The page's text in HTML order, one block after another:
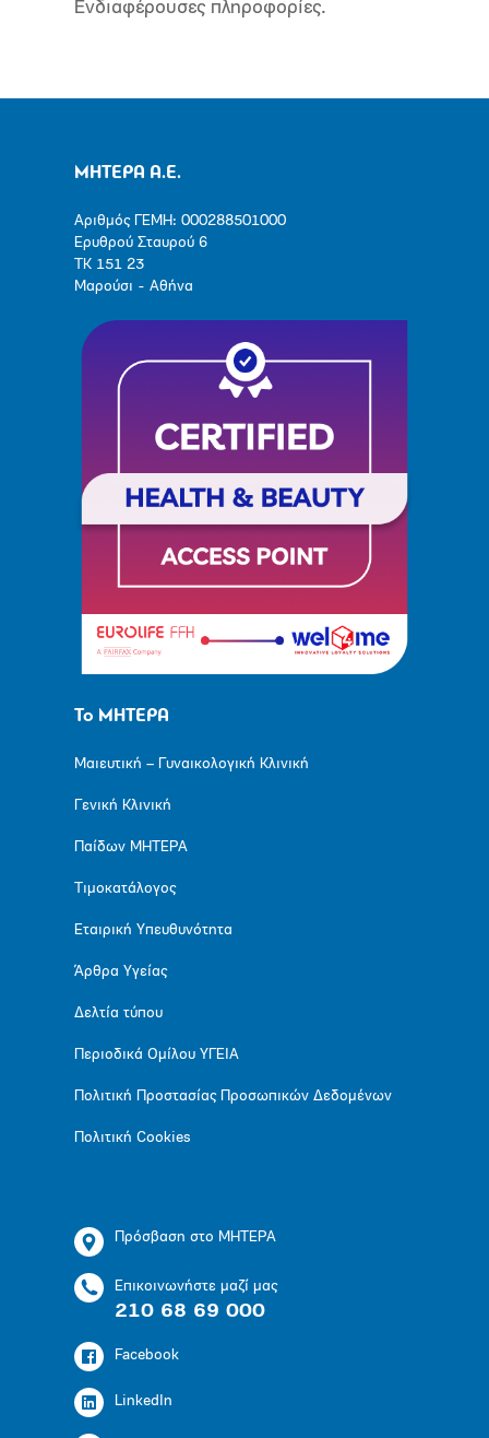
Ενδιαφέρουσες πληροφορίες.
ΜΗΤΕΡΑ Α.Ε.
Αριθμός ΓΕΜΗ: 000288501000
Ερυθρού Σταυρού 6
ΤΚ 151 23
Μαρούσι - Αθήνα
Το ΜΗΤΕΡΑ
Μαιευτική – Γυναικολογική Κλινική
Γενική Κλινική
Παίδων ΜΗΤΕΡΑ
Τιμοκατάλογος
Εταιρική Υπευθυνότητα
Άρθρα Υγείας
Δελτία τύπου
Περιοδικά Ομίλου ΥΓΕΙΑ
Πολιτική Προστασίας Προσωπικών Δεδομένων
Πολιτική Cookies
Πρόσβαση στο ΜΗΤΕΡΑ
Επικοινωνήστε μαζί μας
210 68 69 000
Facebook
LinkedIn